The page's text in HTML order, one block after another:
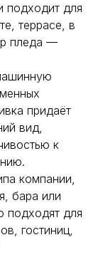
подходит для
террасе, в
пледа —
придаёт
вид,
к
компании,
бара или
подходят для
гостиниц,